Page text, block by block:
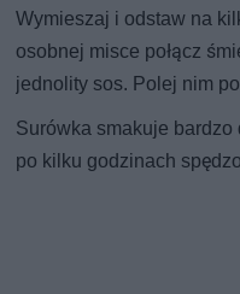
Wymieszaj i odstaw na
osobnej misce połącz
jednolity sos. Polej nim
Surówka smakuje
po kilku godzinach